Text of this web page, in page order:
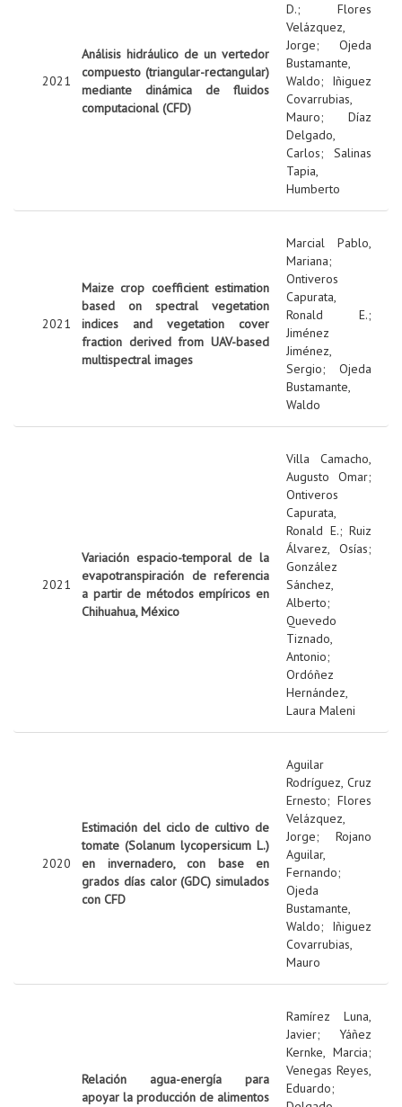
2021
Análisis hidráulico de un vertedor
compuesto (triangular-rectangular)
mediante dinámica de fluidos
computacional (CFD)
D.; Flores
Velázquez,
Jorge; Ojeda
Bustamante,
Waldo; Iñiguez
Covarrubias,
Mauro; Díaz
Delgado,
Carlos; Salinas
Tapia,
Humberto
2021
Maize crop coefficient estimation
based on spectral vegetation
indices and vegetation cover
fraction derived from UAV-based
multispectral images
Marcial Pablo,
Mariana;
Ontiveros
Capurata,
Ronald E.;
Jiménez
Jiménez,
Sergio; Ojeda
Bustamante,
Waldo
2021
Variación espacio-temporal de la
evapotranspiración de referencia
a partir de métodos empíricos en
Chihuahua, México
Villa Camacho,
Augusto Omar;
Ontiveros
Capurata,
Ronald E.; Ruiz
Álvarez, Osías;
González
Sánchez,
Alberto;
Quevedo
Tiznado,
Antonio;
Ordóñez
Hernández,
Laura Maleni
2020
Estimación del ciclo de cultivo de
tomate (Solanum lycopersicum L.)
en invernadero, con base en
grados días calor (GDC) simulados
con CFD
Aguilar
Rodríguez, Cruz
Ernesto; Flores
Velázquez,
Jorge; Rojano
Aguilar,
Fernando;
Ojeda
Bustamante,
Waldo; Iñiguez
Covarrubias,
Mauro
Relación agua-energía para
apoyar la producción de alimentos
Ramírez Luna,
Javier; Yáñez
Kernke, Marcia;
Venegas Reyes,
Eduardo;